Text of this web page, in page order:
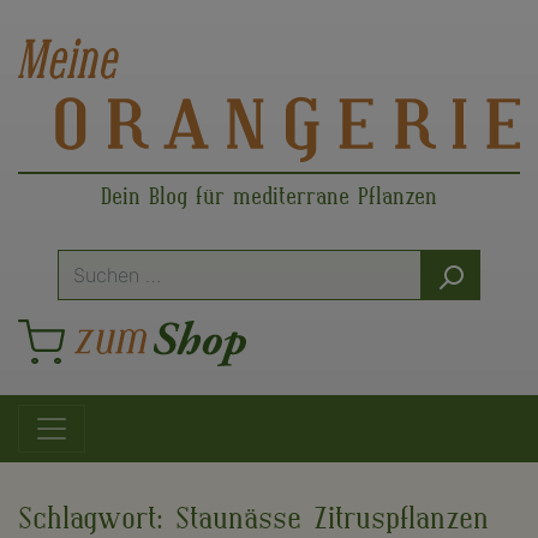
Dein Blog für mediterrane Pflanzen
Suche
nach:
Hauptnavigation
Schlagwort: Staunässe Zitruspflanzen